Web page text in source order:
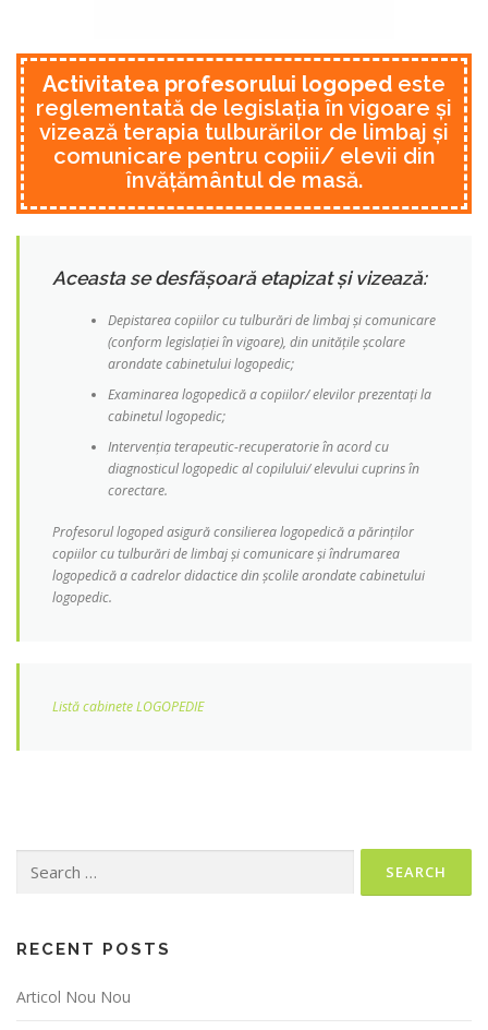
Activitatea profesorului logoped este
reglementată de legislația în vigoare și
vizează terapia tulburărilor de limbaj și
comunicare pentru copiii/ elevii din
învățământul de masă.
Aceasta se desfășoară etapizat și vizează:
Depistarea copiilor cu tulburări de limbaj și comunicare
(conform legislației în vigoare), din unitățile școlare
arondate cabinetului logopedic;
Examinarea logopedică a copiilor/ elevilor prezentați la
cabinetul logopedic;
Intervenția terapeutic-recuperatorie în acord cu
diagnosticul logopedic al copilului/ elevului cuprins în
corectare.
Profesorul logoped asigură consilierea logopedică a părinților
copiilor cu tulburări de limbaj și comunicare și îndrumarea
logopedică a cadrelor didactice din școlile arondate cabinetului
logopedic.
Listă cabinete LOGOPEDIE
for:
RECENT POSTS
Articol Nou Nou